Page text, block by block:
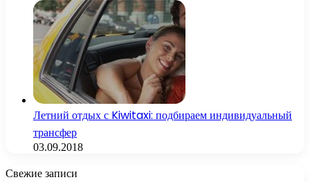
Летний отдых с Kiwitaxi: подбираем индивидуальный
трансфер
03.09.2018
Свежие записи